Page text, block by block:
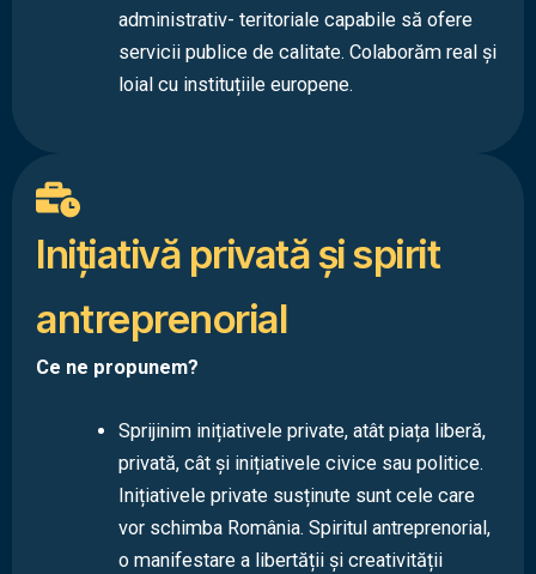
administrativ- teritoriale capabile să ofere
servicii publice de calitate. Colaborăm real și
loial cu instituțiile europene.
Iniţiativă privată şi spirit
antreprenorial
Ce ne propunem?
Sprijinim inițiativele private, atât piața liberă,
privată, cât și inițiativele civice sau politice.
Inițiativele private susținute sunt cele care
vor schimba România. Spiritul antreprenorial,
o manifestare a libertății și creativității